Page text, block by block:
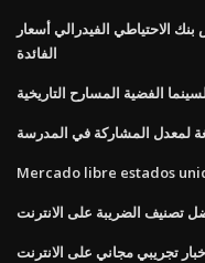
الاحتياطي الفيدرالي أسعار
الفائدة
الفضية المسارح التاريخية
لمعدل المشاركة في المدرسة
Mercado libre estados
تصنيف الضريبة على الانترنت
تجريبي مجاني على الانترنت